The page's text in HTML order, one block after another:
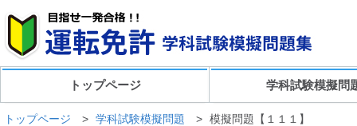
トップページ 学科試験模擬問
トップページ > 学科試験模擬問題 > 模擬問題【１１１】